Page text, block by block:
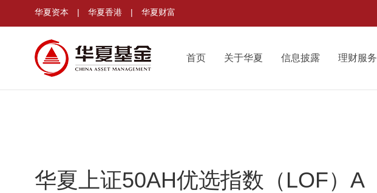
华夏资本 | 华夏香港 | 华夏财富
首页 关于华夏 信息披露 理财服务
华夏上证50AH优选指数（LOF）A